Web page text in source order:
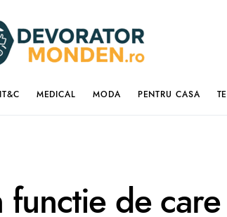
IT&C MEDICAL MODA PENTRU CASA
de care